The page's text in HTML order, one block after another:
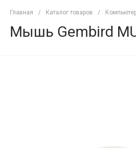
Главная / Каталог товаров /
Мышь Gembird